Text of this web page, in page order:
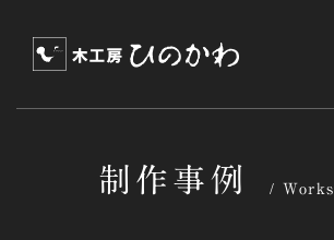
制作事例 Works